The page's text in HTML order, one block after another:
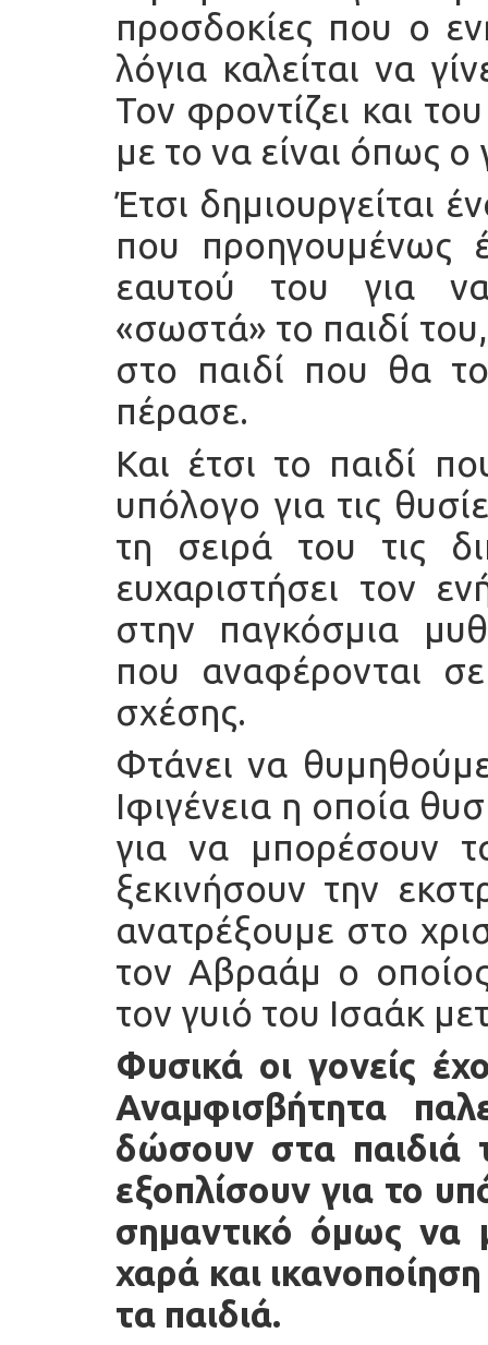
προσδοκίες που ο
λόγια καλείται να
Τον φροντίζει και
με το να είναι όπως ο
Έτσι δημιουργείται
που προηγουμένως
εαυτού του για
«σωστά» το παιδί
στο παιδί που θα
πέρασε.
Και έτσι το παιδί
υπόλογο για τις
τη σειρά του τις
ευχαριστήσει τον
στην παγκόσμια
που αναφέρονται
σχέσης.
Φτάνει να
Ιφιγένεια η οποία
για να μπορέσουν
ξεκινήσουν την
ανατρέξουμε στο
τον Αβραάμ ο
τον γυιό του Ισαάκ
Φυσικά οι γονείς
Αναμφισβήτητα
δώσουν στα παιδιά
εξοπλίσουν για το
σημαντικό όμως να
χαρά και
τα παιδιά.